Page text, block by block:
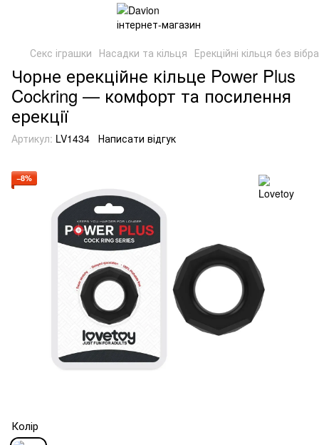
Секс іграшки Насадки та кільця Ерекційні кільця без
Чорне ерекційне кільце Power Plus
Cockring — комфорт та посилення
ерекції
Артикул: LV1434 Написати відгук
−8%
Колір